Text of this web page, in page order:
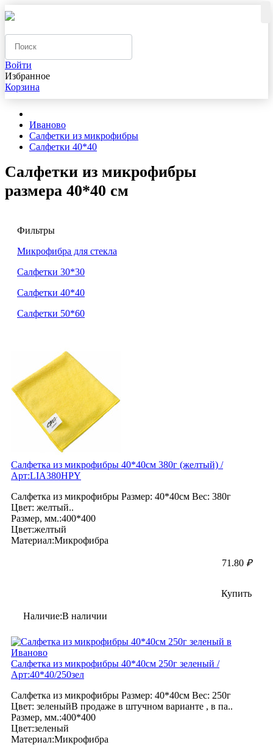
Войти
Избранное
Корзина
Иваново
Салфетки из микрофибры
Салфетки 40*40
Салфетки из микрофибры
размера 40*40 см
Фильтры
Микрофибра для стекла
Салфетки 30*30
Салфетки 40*40
Салфетки 50*60
Салфетка из микрофибры 40*40см 380г (желтый) /
Арт:LIA380HPY
Салфетка из микрофибры Размер: 40*40см Вес: 380г
Цвет: желтый..
Размер, мм.:400*400
Цвет:желтый
Материал:Микрофибра
71.80 ₽
Купить
Наличие:В наличии
Салфетка из микрофибры 40*40см 250г зеленый /
Арт:40*40/250зел
Салфетка из микрофибры Размер: 40*40см Вес: 250г
Цвет: зеленыйВ продаже в штучном варианте , в па..
Размер, мм.:400*400
Цвет:зеленый
Материал:Микрофибра